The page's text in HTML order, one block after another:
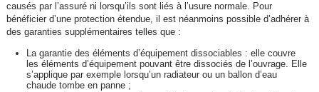
causés par l’assuré ni lorsqu’ils sont liés à l’usure normale. Pour
bénéficier d’une protection étendue, il est néanmoins possible d’adhérer à
des garanties supplémentaires telles que :
La garantie des éléments d’équipement dissociables : elle couvre
les éléments d’équipement pouvant être dissociés de l’ouvrage. Elle
s’applique par exemple lorsqu’un radiateur ou un ballon d’eau
chaude tombe en panne ;